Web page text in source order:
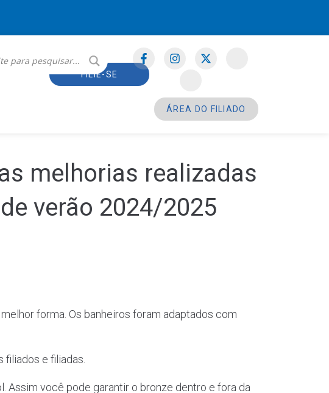
FILIE-SE
ÁREA DO FILIADO
melhorias realizadas
verão 2024/2025
forma. Os banheiros foram adaptados com
e filiadas.
Assim você pode garantir o bronze dentro e fora da